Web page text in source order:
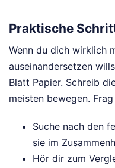
Praktische
Wenn du dich wirklich
auseinandersetzen
Blatt Papier. Schreib
meisten bewegen.
Suche nach den
sie im
Hör dir zum